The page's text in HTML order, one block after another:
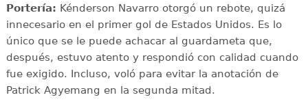
Portería: Kénderson Navarro otorgó un rebote, quizá
innecesario en el primer gol de Estados Unidos. Es lo
único que se le puede achacar al guardameta que,
después, estuvo atento y respondió con calidad cuando
fue exigido. Incluso, voló para evitar la anotación de
Patrick Agyemang en la segunda mitad.